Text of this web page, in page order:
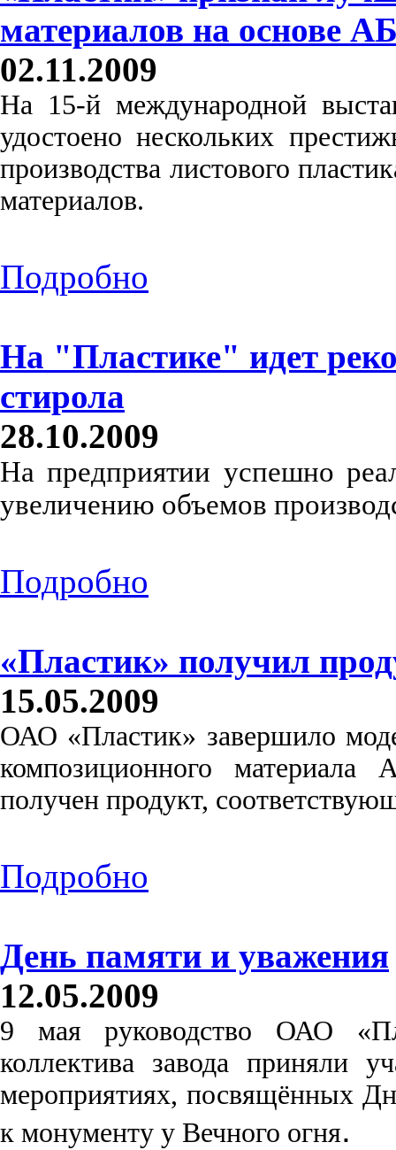
материалов на основе
02.11.2009
На 15-й международной
удостоено нескольких
производства листового
материалов.
Подробно
На "Пластике" идет
стирола
28.10.2009
На предприятии успешно
увеличению объемов
Подробно
«Пластик» получил
15.05.2009
ОАО «Пластик» завершило
композиционного
получен продукт,
Подробно
День памяти и уважения
12.05.2009
9 мая руководство ОАО
коллектива завода приняли
мероприятиях, посвящённых
к монументу у Вечного огня.